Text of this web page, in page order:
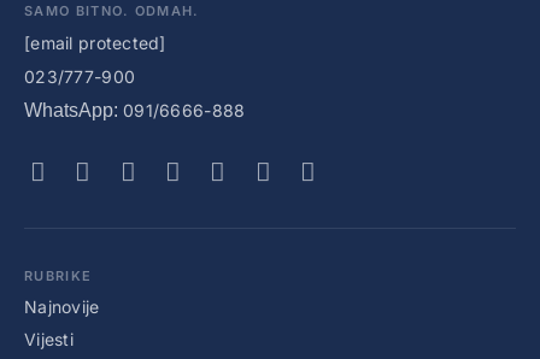
SAMO BITNO. ODMAH.
[email protected]
023/777-900
WhatsApp: 091/6666-888
RUBRIKE
Najnovije
Vijesti